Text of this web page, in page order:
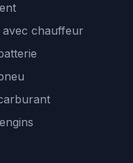
avec chauffeur